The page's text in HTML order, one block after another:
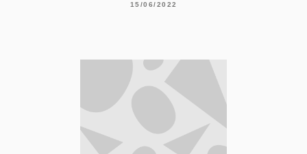
15/06/2022